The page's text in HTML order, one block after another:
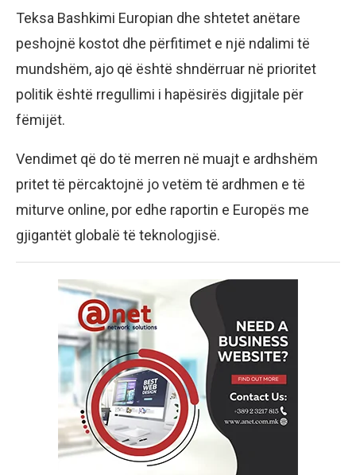
Teksa Bashkimi Europian dhe shtetet anëtare
peshojnë kostot dhe përfitimet e një ndalimi të
mundshëm, ajo që është shndërruar në prioritet
politik është rregullimi i hapësirës digjitale për
fëmijët.
Vendimet që do të merren në muajt e ardhshëm
pritet të përcaktojnë jo vetëm të ardhmen e të
miturve online, por edhe raportin e Europës me
gjigantët globalë të teknologjisë.